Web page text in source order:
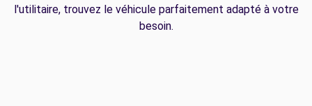
l'utilitaire, trouvez le véhicule parfaitement adapté à votre
besoin.